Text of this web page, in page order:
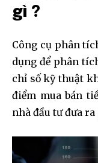
gì ?
Công cụ phân
dụng để phân
chỉ số kỹ thuật
điểm mua bán
nhà đầu tư đưa